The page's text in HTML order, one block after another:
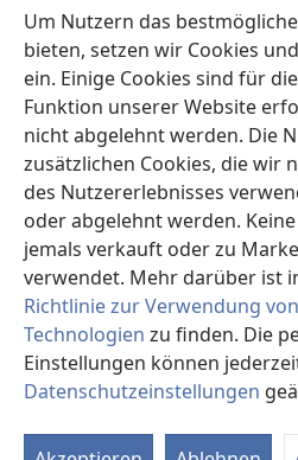
Um Nutzern das
bieten, setzen wir Cookies
ein. Einige Cookies sind für
Funktion unserer Website
nicht abgelehnt werden. Die
zusätzlichen Cookies, die wir
des Nutzererlebnisses
oder abgelehnt werden.
jemals verkauft oder zu
verwendet. Mehr darüber ist
Richtlinie zur Verwendung
Technologien zu finden. Die
Einstellungen können
Datenschutzeinstellungen
Spenden
(öffnet
neues
Fenster)Wachtturm ONLINE-BIBLIOTHEK
(öffnet
neues
Fenster)JW Hub®
(öffnet
neues
Fenster)JW Library
Watchtower Library ®
Copyright© 2026 Watch Tower Bible
NUTZUNGSBEDINGUNGEN|